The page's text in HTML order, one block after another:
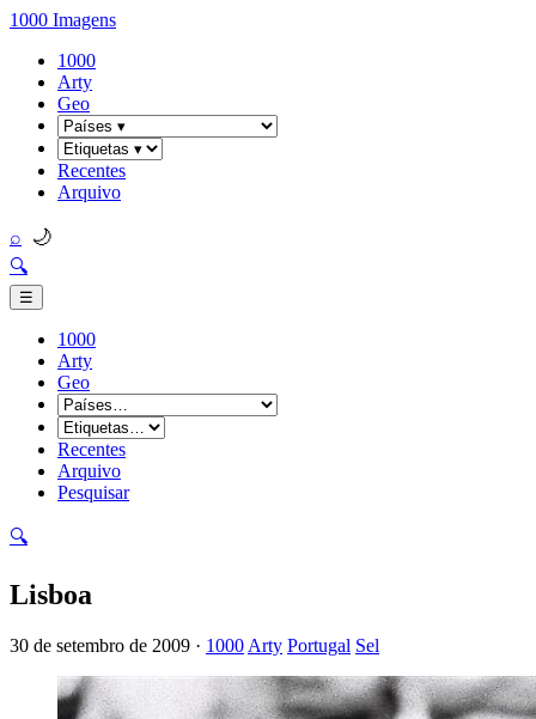
1000 Imagens
1000
Arty
Geo
Recentes
Arquivo
⌕ 🌙
🔍
☰
1000
Arty
Geo
Recentes
Arquivo
Pesquisar
🔍
Lisboa
30 de setembro de 2009 · 1000 Arty Portugal Sel